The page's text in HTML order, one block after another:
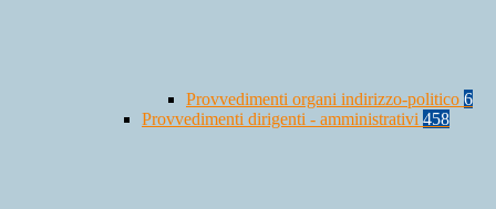
Provvedimenti organi indirizzo-politico 6
Provvedimenti dirigenti - amministrativi 458